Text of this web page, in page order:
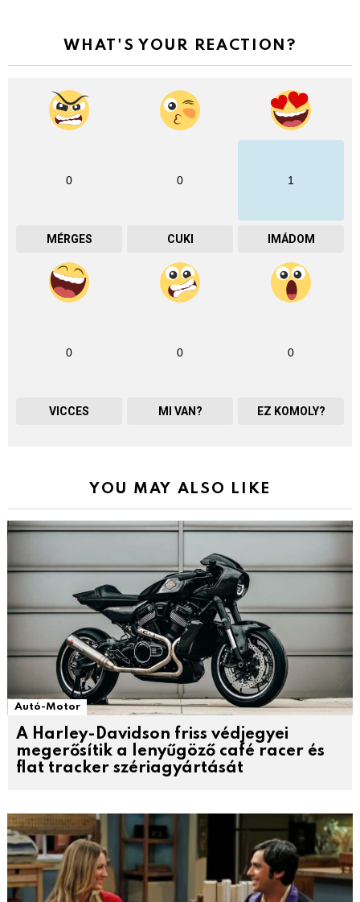
WHAT'S YOUR REACTION?
0
MÉRGES
0
CUKI
1
IMÁDOM
0
VICCES
0
MI VAN?
0
EZ KOMOLY?
YOU MAY ALSO LIKE
Autó-Motor
A Harley-Davidson friss védjegyei
megerősítik a lenyűgöző café racer és
flat tracker szériagyártását